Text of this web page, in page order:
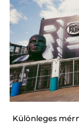
Különleges